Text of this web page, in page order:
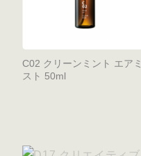
C02 クリーンミント エアミ
スト 50ml